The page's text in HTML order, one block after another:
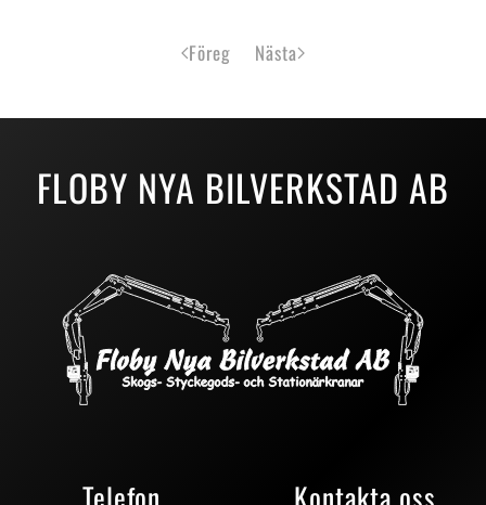
Föreg Nästa
FLOBY NYA BILVERKSTAD AB
Telefon Kontakta oss